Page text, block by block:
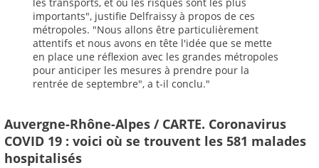
importants", justifie Delfraissy à propos de ces
métropoles. "Nous allons être particulièrement
attentifs et nous avons en tête l'idée que se mette
en place une réflexion avec les grandes métropoles
pour anticiper les mesures à prendre pour la
rentrée de septembre", a t-il conclu."
Auvergne-Rhône-Alpes / CARTE. Coronavirus
COVID 19 : voici où se trouvent les 581 malades
hospitalisés